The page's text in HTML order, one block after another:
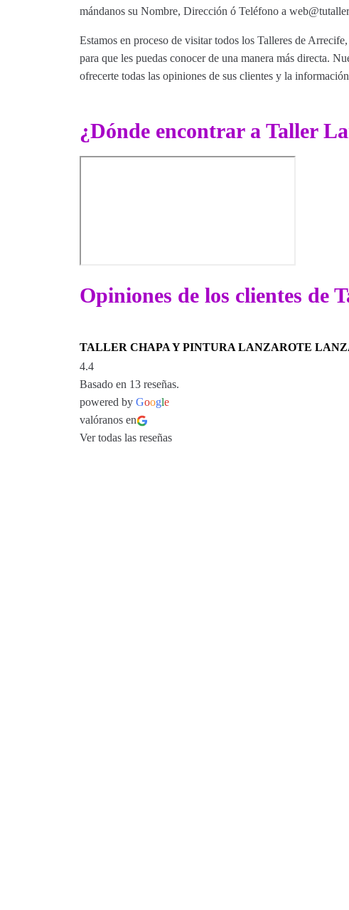
mándanos su Nombre, Dirección ó Teléfono a
Estamos en proceso de visitar todos los Talleres de
para que les puedas conocer de una manera más directa.
ofrecerte todas las opiniones de sus clientes y la
¿Dónde encontrar a Taller
Opiniones de los clientes de
TALLER CHAPA Y PINTURA LANZAROTE
4.4
Basado en 13 reseñas.
powered by Google
valóranos en
Ver todas las reseñas